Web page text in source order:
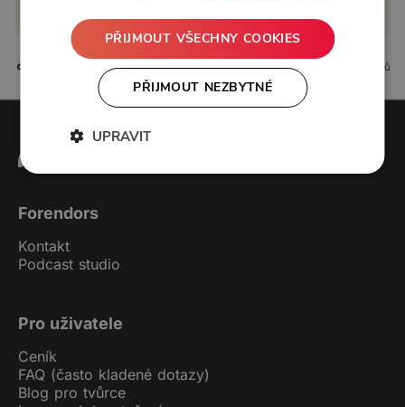
0 komentářů
Forendors
Kontakt
Podcast studio
Pro uživatele
Ceník
FAQ (často kladené dotazy)
Blog pro tvůrce
PŘIJMOUT VŠECHNY COOKIES
PŘIJMOUT NEZBYTNÉ
UPRAVIT